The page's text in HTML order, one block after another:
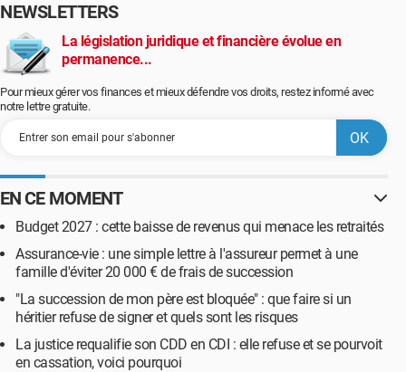
NEWSLETTERS
La législation juridique et financière évolue en
permanence...
Pour mieux gérer vos finances et mieux défendre vos droits, restez informé avec
notre lettre gratuite.
EN CE MOMENT
Budget 2027 : cette baisse de revenus qui menace les retraités
Assurance-vie : une simple lettre à l'assureur permet à une
famille d'éviter 20 000 € de frais de succession
"La succession de mon père est bloquée" : que faire si un
héritier refuse de signer et quels sont les risques
La justice requalifie son CDD en CDI : elle refuse et se pourvoit
en cassation, voici pourquoi